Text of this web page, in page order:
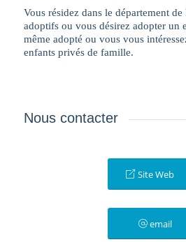
Vous résidez dans le département
adoptifs ou vous désirez adopter un
même adopté ou vous vous
enfants privés de famille.
Nous contacter
Site Web
email